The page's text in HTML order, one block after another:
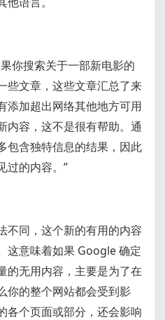
你搜索关于一部新电影的
些文章，这些文章汇总了来
添加超出网络其他地方可用
内容，这不是很有帮助。通
包含独特信息的结果，因此
过的内容。”
不同，这个新的有用的内容
这意味着如果 Google 确定
的无用内容，主要是为了在
你的整个网站都会受到影
各个页面或部分，还会影响